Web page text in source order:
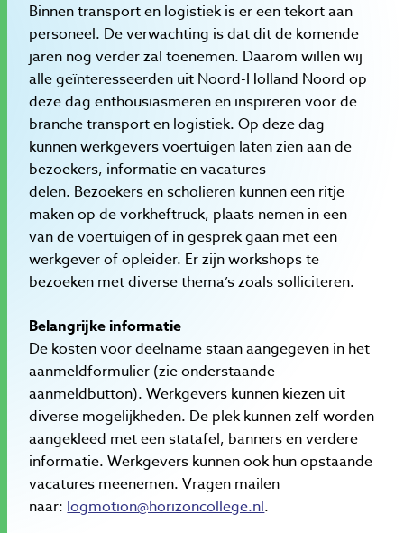
Binnen transport en logistiek is er een tekort aan
personeel. De verwachting is dat dit de komende
jaren nog verder zal toenemen. Daarom willen wij
alle geïnteresseerden uit Noord-Holland Noord op
deze dag enthousiasmeren en inspireren voor de
branche transport en logistiek. Op deze dag
kunnen werkgevers voertuigen laten zien aan de
bezoekers, informatie en vacatures
delen. Bezoekers en scholieren kunnen een ritje
maken op de vorkheftruck, plaats nemen in een
van de voertuigen of in gesprek gaan met een
werkgever of opleider. Er zijn workshops te
bezoeken met diverse thema’s zoals solliciteren.
Belangrijke informatie
De kosten voor deelname staan aangegeven in het
aanmeldformulier (zie onderstaande
aanmeldbutton). Werkgevers kunnen kiezen uit
diverse mogelijkheden. De plek kunnen zelf worden
aangekleed met een statafel, banners en verdere
informatie. Werkgevers kunnen ook hun opstaande
vacatures meenemen. Vragen mailen
naar:logmotion@horizoncollege.nl.